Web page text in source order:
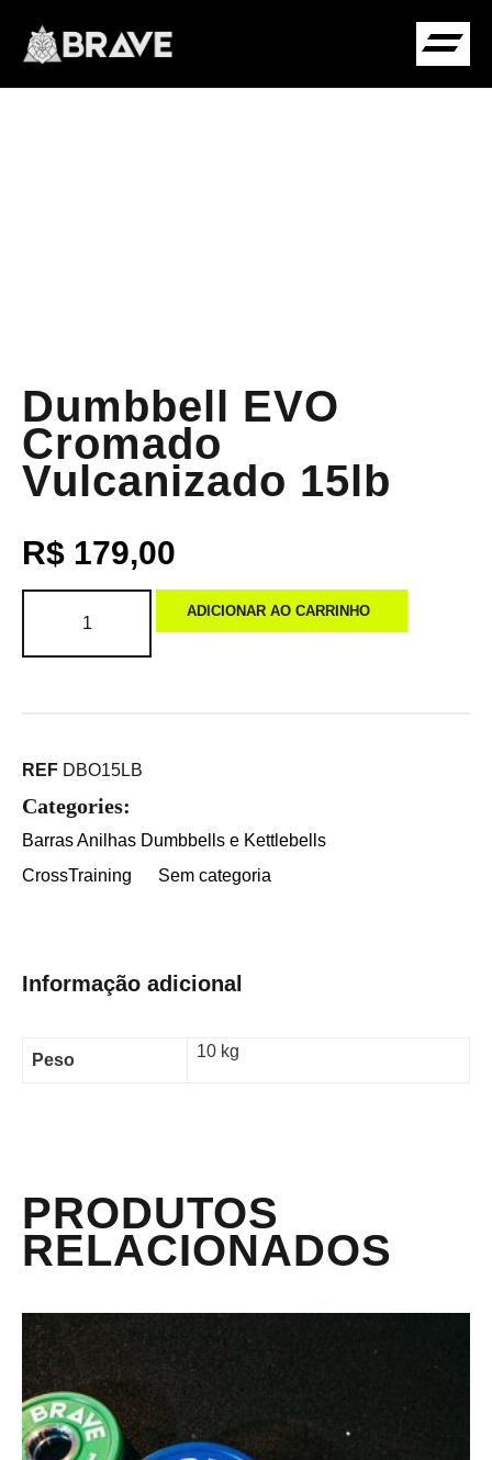
Dumbbell EVO
Cromado
Vulcanizado 15lb
R$ 179,00
ADICIONAR AO CARRINHO
REF DBO15LB
Categories:
Barras Anilhas Dumbbells e Kettlebells
CrossTraining
Sem categoria
Informação adicional
Peso 10 kg
PRODUTOS
RELACIONADOS